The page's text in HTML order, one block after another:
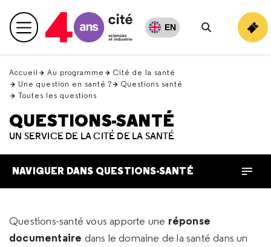
en
haut Menu principal EN
Rechercher
Accueil Au programme
Cité de la santé
Une question en santé ?
Questions santé
Toutes les questions
QUESTIONS-SANTÉ
UN SERVICE DE LA CITÉ DE LA SANTÉ
NAVIGUER DANS QUESTIONS-SANTÉ
Questions-santé vous apporte une réponse
documentaire dans le domaine de la santé dans un